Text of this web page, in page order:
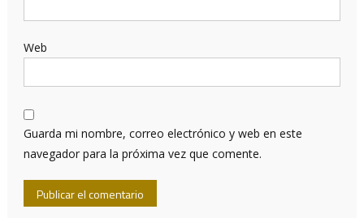
Web
Guarda mi nombre, correo electrónico y web en este
navegador para la próxima vez que comente.